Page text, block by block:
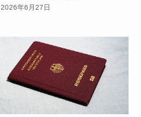
2026年6月27日